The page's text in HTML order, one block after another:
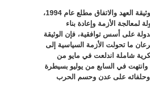
ورغم توقيع وثيقة العهد والاتفاق مطلع عام 1994،
لمعالجة الأزمة وإعادة بناء
على أسس توافقية، فإن الوثيقة
ما تحولت الأزمة السياسية إلى
شاملة اندلعت في مايو من
وانتهت في السابع من يوليو بسيطرة
على عدن وحسم الحرب